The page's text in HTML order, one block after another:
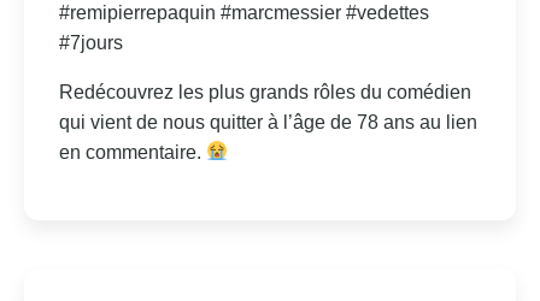
#remipierrepaquin #marcmessier #vedettes
#7jours
Redécouvrez les plus grands rôles du comédien
qui vient de nous quitter à l’âge de 78 ans au lien
en commentaire.